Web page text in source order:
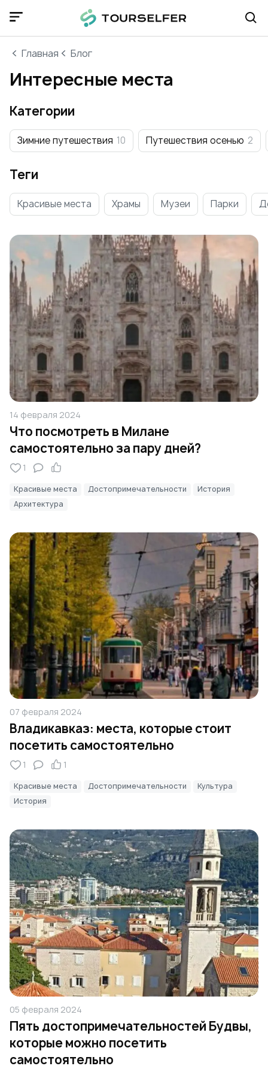
Главная Блог
Интересные места
14 февраля 2024
Что посмотреть в Милане
самостоятельно за пару дней?
1
Красивые места Достопримечательности
История
Архитектура
07 февраля 2024
Владикавказ: места, которые стоит
посетить самостоятельно
1 1
Красивые места Достопримечательности
Культура
История
05 февраля 2024
Пять достопримечательностей Будвы,
которые можно посетить
самостоятельно
Категории
Зимние путешествия 10 Путешествия осенью 2
Теги
Красивые места Храмы Музеи Парки